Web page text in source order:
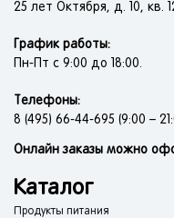
25 лет Октября, д. 10, кв.
График работы:
Пн-Пт с 9:00 до 18:00.
Телефоны:
8 (495) 66-44-695 (9:00 –
Онлайн заказы можно
Каталог
Продукты питания